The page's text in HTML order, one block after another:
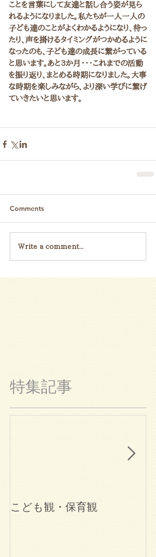
ことを言葉にして友達と話し合う姿が見ら
れるようになりました。私たちが一人一人の
子ども達のことがよくわかるようになり、待っ
たり、声を掛けるタイミングがつかめるように
なったのも、子ども達の成長に繋がっている
と思います。あと3か月・・・これまでの活動
を振り返り、まとめる時期になりました。大事
な時期を楽しみながら、より深い学びに繋げ
ていきたいと思います。
Comments
Write a comment...
特集記事
こども観・保育観